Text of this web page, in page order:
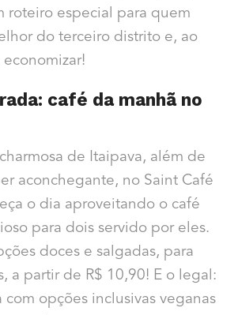
roteiro especial para quem
do terceiro distrito e, ao
café da manhã no
de Itaipava, além de
aconchegante, no Saint Café
o dia aproveitando o café
para dois servido por eles.
doces e salgadas, para
a partir de R$ 10,90! E o legal:
com opções inclusivas veganas